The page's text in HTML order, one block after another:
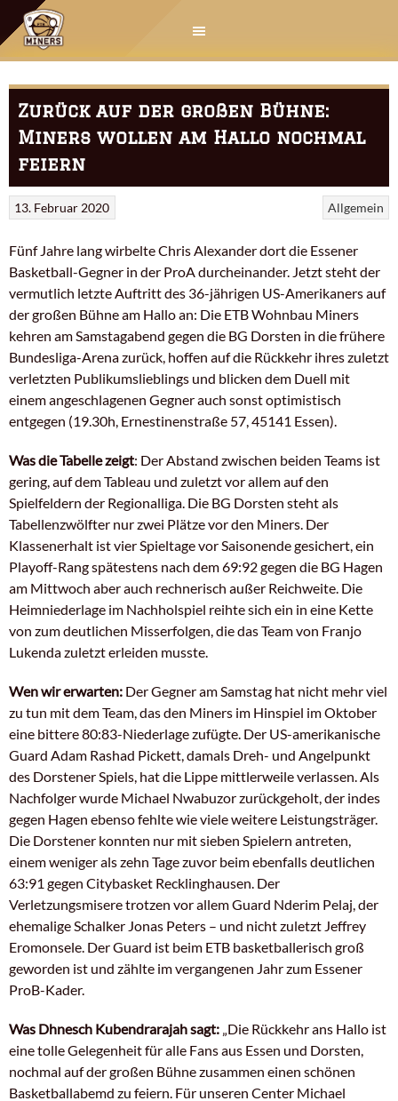
Springe
zum
Inhalt
Zurück auf der großen Bühne:
Miners wollen am Hallo nochmal
feiern
Allgemein
13. Februar 2020
Fünf Jahre lang wirbelte Chris Alexander dort die Essener
Basketball-Gegner in der ProA durcheinander. Jetzt steht der
vermutlich letzte Auftritt des 36-jährigen US-Amerikaners auf
der großen Bühne am Hallo an: Die ETB Wohnbau Miners
kehren am Samstagabend gegen die BG Dorsten in die frühere
Bundesliga-Arena zurück, hoffen auf die Rückkehr ihres zuletzt
verletzten Publikumslieblings und blicken dem Duell mit
einem angeschlagenen Gegner auch sonst optimistisch
entgegen (19.30h, Ernestinenstraße 57, 45141 Essen).
Was die Tabelle zeigt: Der Abstand zwischen beiden Teams ist
gering, auf dem Tableau und zuletzt vor allem auf den
Spielfeldern der Regionalliga. Die BG Dorsten steht als
Tabellenzwölfter nur zwei Plätze vor den Miners. Der
Klassenerhalt ist vier Spieltage vor Saisonende gesichert, ein
Playoff-Rang spätestens nach dem 69:92 gegen die BG Hagen
am Mittwoch aber auch rechnerisch außer Reichweite. Die
Heimniederlage im Nachholspiel reihte sich ein in eine Kette
von zum deutlichen Misserfolgen, die das Team von Franjo
Lukenda zuletzt erleiden musste.
Wen wir erwarten: Der Gegner am Samstag hat nicht mehr viel
zu tun mit dem Team, das den Miners im Hinspiel im Oktober
eine bittere 80:83-Niederlage zufügte. Der US-amerikanische
Guard Adam Rashad Pickett, damals Dreh- und Angelpunkt
des Dorstener Spiels, hat die Lippe mittlerweile verlassen. Als
Nachfolger wurde Michael Nwabuzor zurückgeholt, der indes
gegen Hagen ebenso fehlte wie viele weitere Leistungsträger.
Die Dorstener konnten nur mit sieben Spielern antreten,
einem weniger als zehn Tage zuvor beim ebenfalls deutlichen
63:91 gegen Citybasket Recklinghausen. Der
Verletzungsmisere trotzen vor allem Guard Nderim Pelaj, der
ehemalige Schalker Jonas Peters – und nicht zuletzt Jeffrey
Eromonsele. Der Guard ist beim ETB basketballerisch groß
geworden ist und zählte im vergangenen Jahr zum Essener
ProB-Kader.
Was Dhnesch Kubendrarajah sagt: „Die Rückkehr ans Hallo ist
eine tolle Gelegenheit für alle Fans aus Essen und Dorsten,
nochmal auf der großen Bühne zusammen einen schönen
Basketballabemd zu feiern. Für unseren Center Michael